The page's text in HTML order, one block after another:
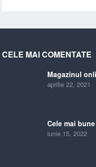
CELE MAI COMENTATE
Magazinul
aprilie 22, 2021
Cele mai
iunie 15, 2022